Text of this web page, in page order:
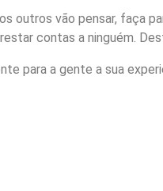
outros vão pensar, faça
contas a ninguém.
para a gente a sua